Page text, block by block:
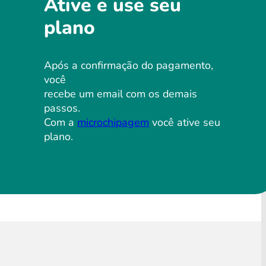
plano
Após a confirmação do pagamento,
você
recebe um email com os demais
passos.
Com a microchipagem você ative seu
plano.